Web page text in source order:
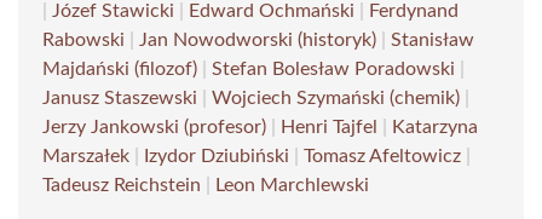
Józef Stawicki Edward Ochmański
Ferdynand
Rabowski
Jan Nowodworski (historyk)
Stanisław
Majdański (filozof)
Stefan Bolesław Poradowski
Janusz Staszewski
Wojciech Szymański (chemik)
Jerzy Jankowski (profesor)
Henri Tajfel
Katarzyna
Marszałek
Izydor Dziubiński Tomasz Afeltowicz
Tadeusz Reichstein
Leon Marchlewski